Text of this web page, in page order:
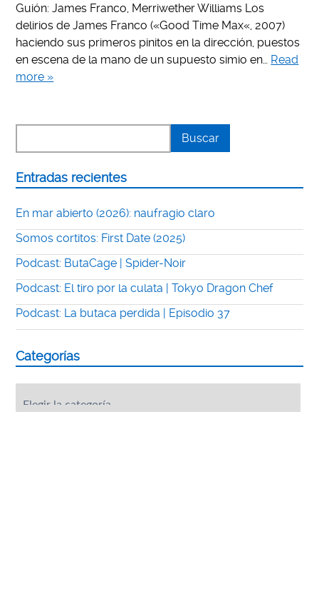
Guión: James Franco, Merriwether Williams Los
delirios de James Franco («Good Time Max«, 2007)
haciendo sus primeros pinitos en la dirección, puestos
en escena de la mano de un supuesto simio en… Read
more »
Entradas recientes
En mar abierto (2026): naufragio claro
Somos cortitos: First Date (2025)
Podcast: ButaCage | Spider-Noir
Podcast: El tiro por la culata | Tokyo Dragon Chef
Podcast: La butaca perdida | Episodio 37
Categorías